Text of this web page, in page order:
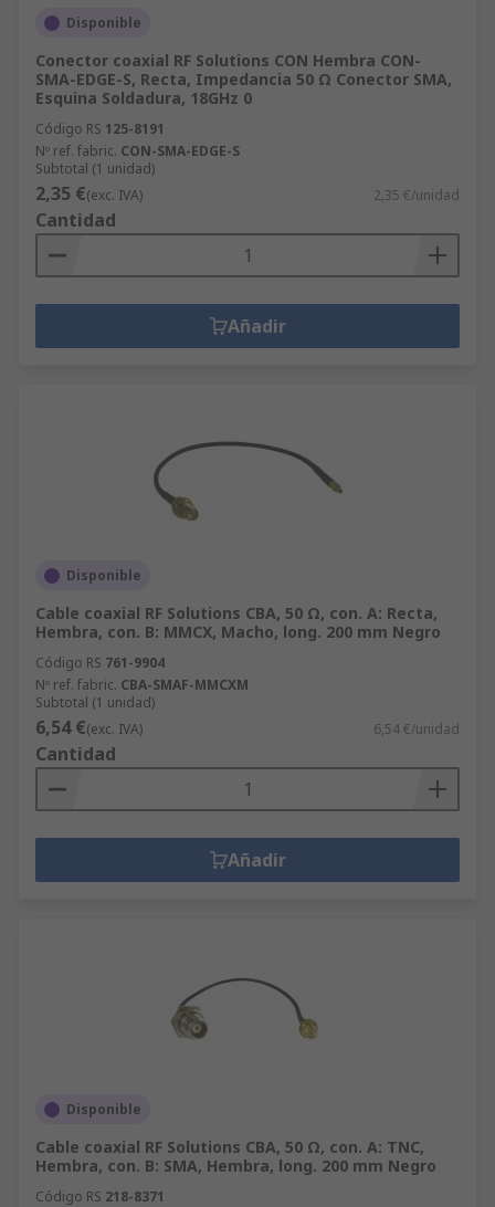
Disponible
Conector coaxial RF Solutions CON Hembra CON-
SMA-EDGE-S, Recta, Impedancia 50 Ω Conector SMA,
Esquina Soldadura, 18GHz 0
Código RS 125-8191
Nº ref. fabric. CON-SMA-EDGE-S
Subtotal (1 unidad)
2,35 €(exc. IVA) 2,35 €/unidad
Cantidad
Añadir
Disponible
Cable coaxial RF Solutions CBA, 50 Ω, con. A: Recta,
Hembra, con. B: MMCX, Macho, long. 200 mm Negro
Código RS 761-9904
Nº ref. fabric. CBA-SMAF-MMCXM
Subtotal (1 unidad)
6,54 €(exc. IVA) 6,54 €/unidad
Cantidad
Añadir
Disponible
Cable coaxial RF Solutions CBA, 50 Ω, con. A: TNC,
Hembra, con. B: SMA, Hembra, long. 200 mm Negro
Código RS 218-8371